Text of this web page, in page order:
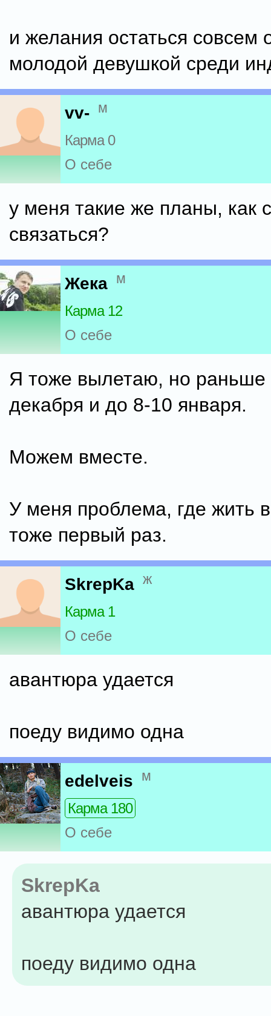
и желания остаться совсем
молодой девушкой среди
vv- м
Карма 0
О себе
у меня такие же планы, как
связаться?
Жека м
Карма 12
О себе
Я тоже вылетаю, но раньше
декабря и до 8-10 января.
Можем вместе.
У меня проблема, где жить
тоже первый раз.
SkrepKa ж
Карма 1
О себе
авантюра удается
поеду видимо одна
edelveis м
Карма 180
О себе
SkrepKa
авантюра удается
поеду видимо одна